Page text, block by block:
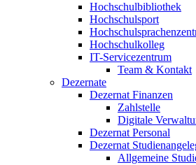
Hochschulbibliothek
Hochschulsport
Hochschulkolleg
IT-Servicezentrum
Team & Kontakt
Dezernate
Dezernat Finanzen
Zahlstelle
Digitale
Dezernat Personal
Dezernat
Allgemeine